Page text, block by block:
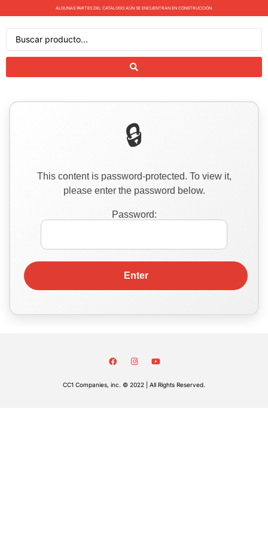
ALGUNAS PARTES DEL CATÁLOGO AÚN SE ENCUENTRAN EN CONSTRUCCIÓN.
This content is password-protected. To view it,
please enter the password below.
Password:
CC1 Companies, inc. © 2022 | All Rights Reserved.